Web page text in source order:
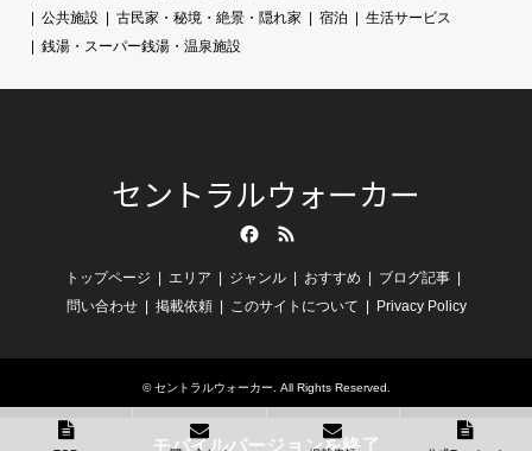
公共施設
古民家・秘境・絶景・隠れ家 宿泊
生活サービス
銭湯・スーパー銭湯・温泉施設
セントラルウォーカー
トップページ エリア ジャンル おすすめ
ブログ記事
問い合わせ
掲載依頼 このサイトについて Privacy Policy
©セントラルウォーカー. All Rights Reserved.
モバイルバージョンを終了